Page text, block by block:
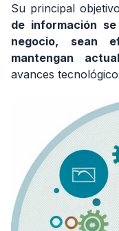
el
empleo
2.
¿Cuáles
son
Analista
Sistemas?
3.
¿Qué
habilidades
Su principal
de información
negocio, sean
mantengan
avances